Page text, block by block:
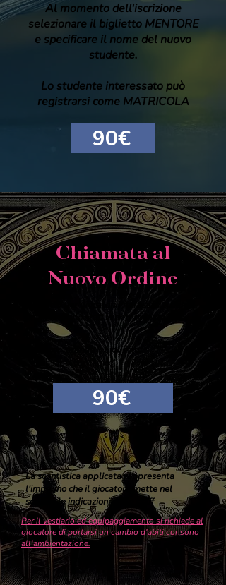
Al momento dell'iscrizione
selezionare il biglietto MENTORE
e specificare il nome del nuovo
studente.
Lo studente interessato può
registrarsi come MATRICOLA
90€
Chiamata al
Nuovo Ordine
Biglietto per giocatori interessati a dare
una mano allo staff in determinate fasce
orarie.
Cosa comprende il biglietto:
- "Passaporto Magico"
90€
La scontistica applicata rappresenta
l'impegno che il giocatore mette nel
seguire le indicazioni dello staff
Per il vestiario ed equipaggiamento si richiede al
giocatore di portarsi un cambio d'abiti consono
all'ambientazione.